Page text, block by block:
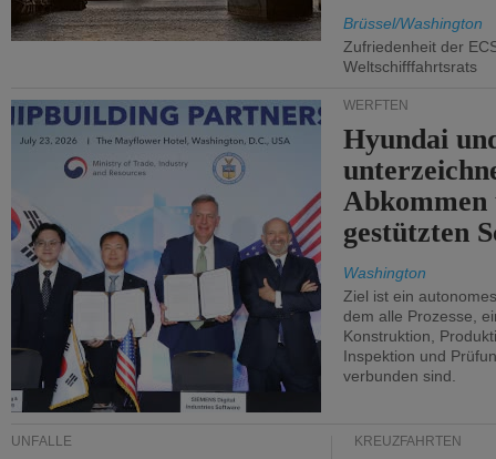
Brüssel/Washington
Zufriedenheit der
Weltschifffahrtsrats
WERFTEN
Hyundai
gestützten
Washington
Ziel ist ein
dem alle Prozesse,
Konstruktion,
Inspektion und
verbunden sind.
UNFÄLLE KREUZFAHRTEN